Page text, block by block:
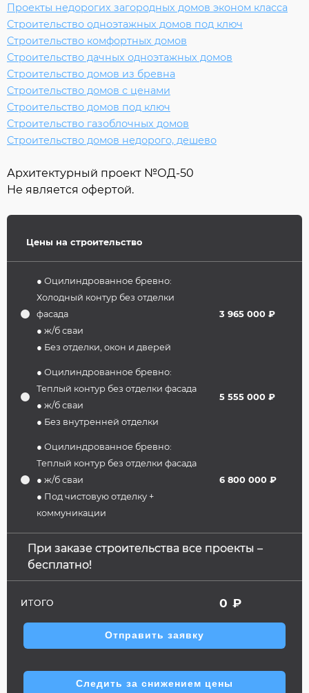
Проекты недорогих загородных домов эконом класса
Строительство одноэтажных домов под ключ
Строительство комфортных домов
Строительство дачных одноэтажных домов
Строительство домов из бревна
Строительство домов с ценами
Строительство домов под ключ
Строительство газоблочных домов
Строительство домов недорого, дешево
Архитектурный проект №ОД-50
Не является офертой.
Цены на строительство
● Оцилиндрованное бревно:
Холодный контур без отделки
фасада
● ж/б сваи
● Без отделки, окон и дверей
3 965 000 ₽
● Оцилиндрованное бревно:
Теплый контур без отделки фасада
● ж/б сваи
● Без внутренней отделки
5 555 000 ₽
● Оцилиндрованное бревно:
Теплый контур без отделки фасада
● ж/б сваи
● Под чистовую отделку +
коммуникации
6 800 000 ₽
При заказе строительства все проекты –
бесплатно!
ИТОГО 0 ₽
Отправить заявку
Следить за снижением цены